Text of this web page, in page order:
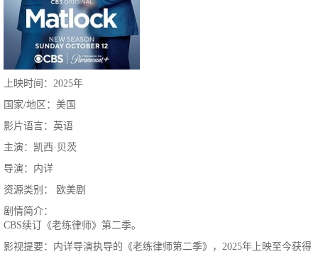
上映时间：2025年
国家/地区：美国
影片语言：英语
主演：凯西·贝茨
导演：内详
资源类别： 欧美剧
剧情简介：
CBS续订《老练律师》第二季。
影视提要：内详导演执导的《老练律师第二季》，2025年上映至今获得